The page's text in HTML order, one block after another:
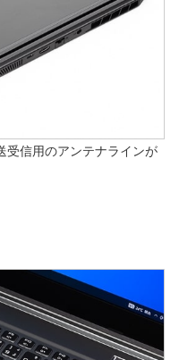
受信用のアンテナラインが